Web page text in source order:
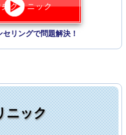
クリニック
セリングで問題解決！
ニック